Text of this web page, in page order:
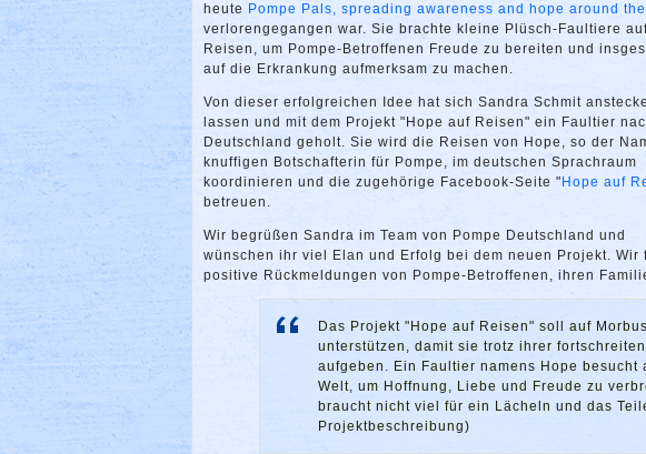
heute Pompe Pals, spreading awareness and hope around
verlorengegangen war. Sie brachte kleine Plüsch-Faultiere
Reisen, um Pompe-Betroffenen Freude zu bereiten und
auf die Erkrankung aufmerksam zu machen.
Von dieser erfolgreichen Idee hat sich Sandra Schmit
lassen und mit dem Projekt "Hope auf Reisen" ein Faultier
Deutschland geholt. Sie wird die Reisen von Hope, so der
knuffigen Botschafterin für Pompe, im deutschen Sprachraum
koordinieren und die zugehörige Facebook-Seite " Hope auf
betreuen.
Wir begrüßen Sandra im Team von Pompe Deutschland und
wünschen ihr viel Elan und Erfolg bei dem neuen Projekt.
positive Rückmeldungen von Pompe-Betroffenen, ihren
Das Projekt "Hope auf Reisen" soll auf
unterstützen, damit sie trotz ihrer
aufgeben. Ein Faultier namens Hope
Welt, um Hoffnung, Liebe und Freude zu
braucht nicht viel für ein Lächeln und das
Projektbeschreibung)